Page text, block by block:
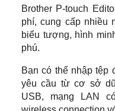
Brother P-touch
phí, cung cấp nhiều
biểu tượng, hình
phú.
Bạn có thể nhập tệp
yêu cầu từ cơ sở
USB, mạng LAN